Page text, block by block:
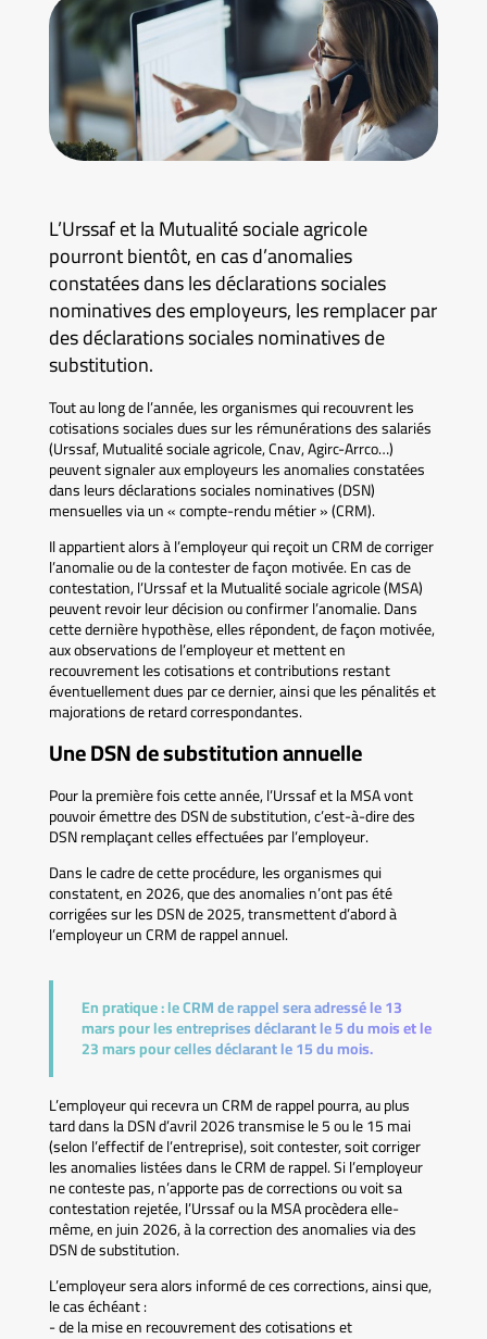
L’Urssaf et la Mutualité sociale agricole
pourront bientôt, en cas d’anomalies
constatées dans les déclarations sociales
nominatives des employeurs, les remplacer par
des déclarations sociales nominatives de
substitution.
Tout au long de l’année, les organismes qui recouvrent les
cotisations sociales dues sur les rémunérations des salariés
(Urssaf, Mutualité sociale agricole, Cnav, Agirc-Arrco…)
peuvent signaler aux employeurs les anomalies constatées
dans leurs déclarations sociales nominatives (DSN)
mensuelles via un « compte-rendu métier » (CRM).
Il appartient alors à l’employeur qui reçoit un CRM de corriger
l’anomalie ou de la contester de façon motivée. En cas de
contestation, l’Urssaf et la Mutualité sociale agricole (MSA)
peuvent revoir leur décision ou confirmer l’anomalie. Dans
cette dernière hypothèse, elles répondent, de façon motivée,
aux observations de l’employeur et mettent en
recouvrement les cotisations et contributions restant
éventuellement dues par ce dernier, ainsi que les pénalités et
majorations de retard correspondantes.
Une DSN de substitution annuelle
Pour la première fois cette année, l’Urssaf et la MSA vont
pouvoir émettre des DSN de substitution, c’est-à-dire des
DSN remplaçant celles effectuées par l’employeur.
Dans le cadre de cette procédure, les organismes qui
constatent, en 2026, que des anomalies n’ont pas été
corrigées sur les DSN de 2025, transmettent d’abord à
l’employeur un CRM de rappel annuel.
En pratique :le CRM de rappel sera adressé le 13
mars pour les entreprises déclarant le 5 du mois et le
23 mars pour celles déclarant le 15 du mois.
L’employeur qui recevra un CRM de rappel pourra, au plus
tard dans la DSN d’avril 2026 transmise le 5 ou le 15 mai
(selon l’effectif de l’entreprise), soit contester, soit corriger
les anomalies listées dans le CRM de rappel. Si l’employeur
ne conteste pas, n’apporte pas de corrections ou voit sa
contestation rejetée, l’Urssaf ou la MSA procèdera elle-
même, en juin 2026, à la correction des anomalies via des
DSN de substitution.
L’employeur sera alors informé de ces corrections, ainsi que,
le cas échéant :
- de la mise en recouvrement des cotisations et